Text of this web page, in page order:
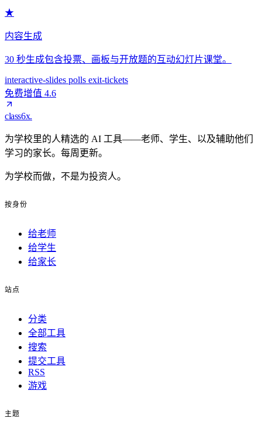
★
内容生成
30 秒生成包含投票、画板与开放题的互动幻灯片课堂。
interactive-slides polls exit-tickets
免费增值 4.6
class6x.
为学校里的人精选的 AI 工具——老师、学生、以及辅助他们
学习的家长。每周更新。
为学校而做，不是为投资人。
按身份
给老师
给学生
给家长
站点
分类
全部工具
搜索
提交工具
RSS
游戏
主题